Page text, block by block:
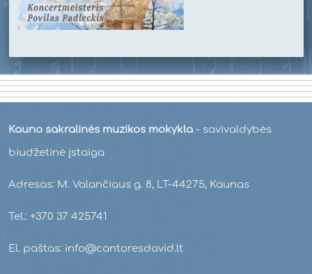
Kauno sakralinės muzikos mokykla - savivaldybės
biudžetinė įstaiga
Adresas: M. Valančiaus g. 8, LT-44275, Kaunas
Tel.: +370 37 425741
El. paštas: info@cantoresdavid.lt